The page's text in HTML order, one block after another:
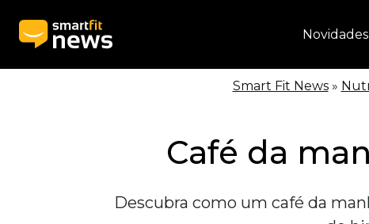
Novidades
Smart Fit News »
Café da
Descubra como um café da